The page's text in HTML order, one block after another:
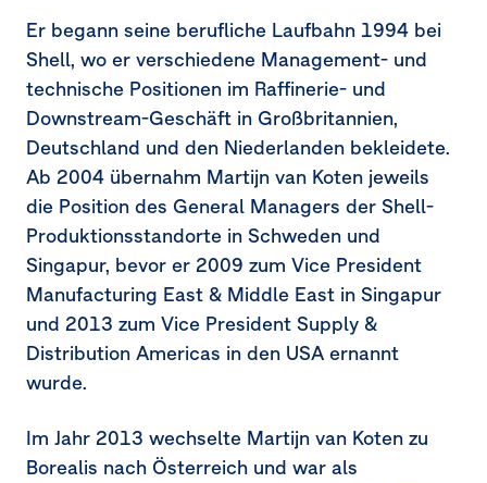
Er begann seine berufliche Laufbahn 1994 bei
Shell, wo er verschiedene Management- und
technische Positionen im Raffinerie- und
Downstream-Geschäft in Großbritannien,
Deutschland und den Niederlanden bekleidete.
Ab 2004 übernahm Martijn van Koten jeweils
die Position des General Managers der Shell-
Produktionsstandorte in Schweden und
Singapur, bevor er 2009 zum Vice President
Manufacturing East & Middle East in Singapur
und 2013 zum Vice President Supply &
Distribution Americas in den USA ernannt
wurde.
Im Jahr 2013 wechselte Martijn van Koten zu
Borealis nach Österreich und war als